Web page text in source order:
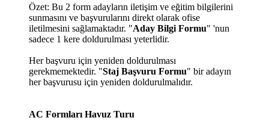
Özet: Bu 2 form adayların iletişim ve eğitim bilgilerini
sunmasını ve başvurularını direkt olarak ofise
iletilmesini sağlamaktadır. "Aday Bilgi Formu" 'nun
sadece 1 kere doldurulması yeterlidir.
Her başvuru için yeniden doldurulması
gerekmemektedir. "Staj Başvuru Formu" bir adayın
her başvurusu için yeniden doldurulmalıdır.
AC Formları Havuz Turu